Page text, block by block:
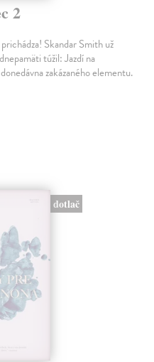
2
Skandar Smith už
túžil: Jazdí na
zakázaného elementu.
dotlač